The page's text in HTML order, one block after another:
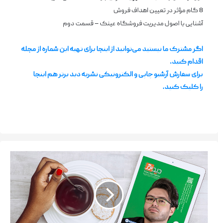
8 گام مؤثر در تعیین اهداف فروش
آشنایی با اصول مدیریت فروشگاه عینک –قسمت دوم
اگر مشترک ما نیستید می‌توانید از اینجا برای تهیه این شماره از مجله
اقدام کنید.
برای سفارش آرشیو چاپی و الکترونیکی نشریه دید برتر هم اینجا
را کلیک کنید.